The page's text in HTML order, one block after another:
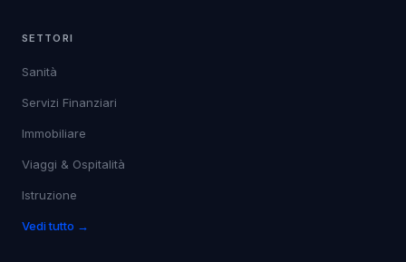
SETTORI
Sanità
Servizi Finanziari
Immobiliare
Viaggi & Ospitalità
Istruzione
Vedi tutto →